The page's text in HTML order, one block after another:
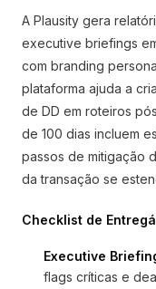
A Plausity gera
executive briefings
com branding
plataforma ajuda a
de DD em roteiros
de 100 dias incluem
passos de mitigação
da transação se
Checklist de
Executive
flags críticas e